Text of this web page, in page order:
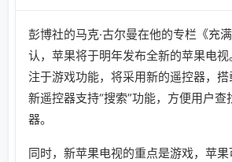
彭博社的马克·古尔曼在他的专栏《充
认，苹果将于明年发布全新的苹果电
注于游戏功能，将采用新的遥控器，搭
新遥控器支持“搜索”功能，方便用户
器。
同时，新苹果电视的重点是游戏，苹